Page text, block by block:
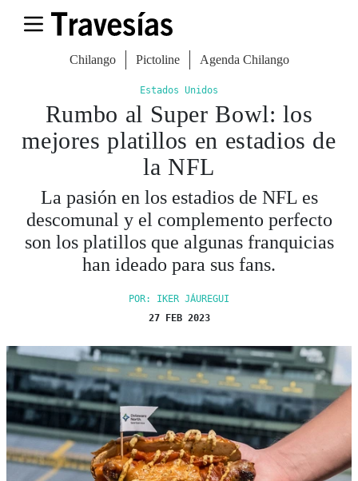
Chilango Pictoline Agenda Chilango
Estados Unidos
Rumbo al Super Bowl: los
mejores platillos en estadios de
la NFL
La pasión en los estadios de NFL es
descomunal y el complemento perfecto
son los platillos que algunas franquicias
han ideado para sus fans.
POR: IKER JÁUREGUI
27 FEB 2023